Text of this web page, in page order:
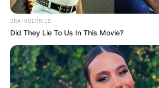
BRAINBERRIES
Did They Lie To Us In This Movie?